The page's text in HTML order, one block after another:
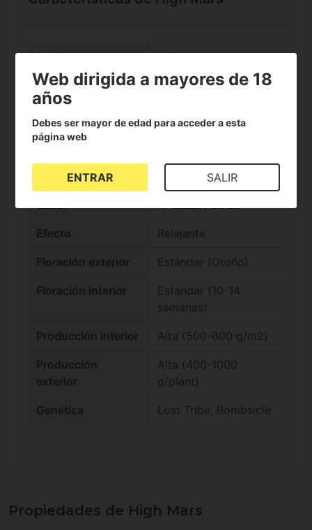
Semillas
Feminizadas
check
Banco de semillas
Nivel de THC THC Extremo (+30%)
Índica/Sátiva
Sabor Afrutado, Dulce
Efecto Relajante
Floración exterior Estándar (Otoño)
Floración interior
Estándar (10-14
semanas)
Producción interior Alta (500-600 g/m2)
Producción
exterior
Alta (400-1000
g/plant)
Genética Lost Tribe, Bombsicle
Propiedades de High Mars
Web dirigida a mayores de 18
años
Debes ser mayor de edad para acceder a esta
página web
ENTRAR SALIR